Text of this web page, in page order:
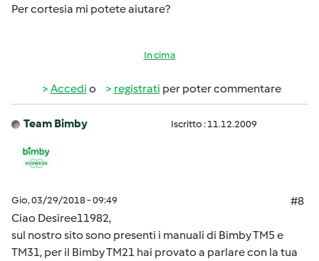
Per cortesia mi potete aiutare?
In cima
Accedi o registrati per poter commentare
Team Bimby Iscritto : 11.12.2009
Gio, 03/29/2018 - 09:49
#8
Ciao Desiree11982,
sul nostro sito sono presenti i manuali di Bimby TM5 e
TM31, per il Bimby TM21 hai provato a parlare con la tua